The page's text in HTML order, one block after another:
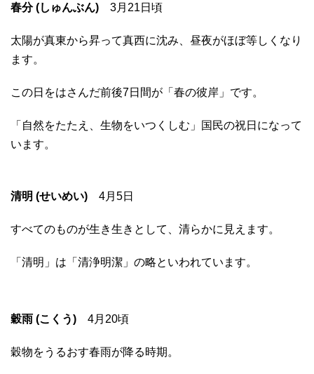
春分 (しゅんぶん) 3月21日頃
太陽が真東から昇って真西に沈み、昼夜がほぼ等しくなり
ます。
この日をはさんだ前後7日間が「春の彼岸」です。
「自然をたたえ、生物をいつくしむ」国民の祝日になって
います。
清明 (せいめい) 4月5日
すべてのものが生き生きとして、清らかに見えます。
「清明」は「清浄明潔」の略といわれています。
穀雨 (こくう) 4月20頃
穀物をうるおす春雨が降る時期。